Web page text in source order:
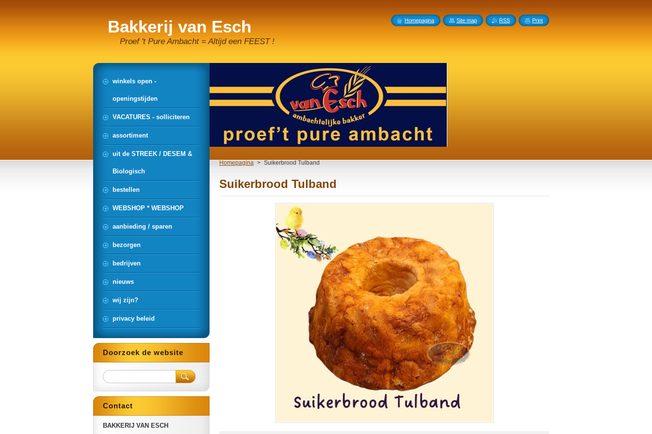
Bakkerij van Esch
Proef 't Pure Ambacht = Altijd een FEEST !
Homepagina > Suikerbrood Tulband
Suikerbrood Tulband
winkels open -
openingstijden
VACATURES - solliciteren
assortiment
uit de STREEK / DESEM &
Biologisch
bestellen
WEBSHOP * WEBSHOP
aanbieding / sparen
bezorgen
bedrijven
nieuws
wij zijn?
privacy beleid
Doorzoek de website
Contact
BAKKERIJ VAN ESCH
Homepagina Site map RSS Print